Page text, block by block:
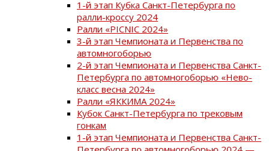
1-й этап Кубка Санкт-Петербурга по
ралли-кроссу 2024
Ралли «PICNIC 2024»
3-й этап Чемпионата и Первенства по
автомногоборью
2-й этап Чемпионата и Первенства Санкт-
Петербурга по автомногоборью «Нево-
класс весна 2024»
Ралли «ЯККИМА 2024»
Кубок Санкт-Петербурга по трековым
гонкам
1-й этап Чемпионата и Первенства Санкт-